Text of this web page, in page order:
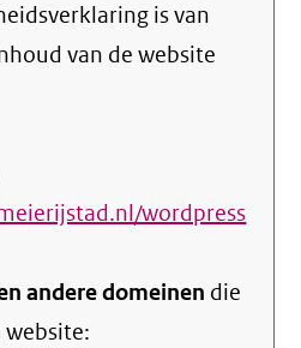
is van
van de website
wordpress
andere domeinen die